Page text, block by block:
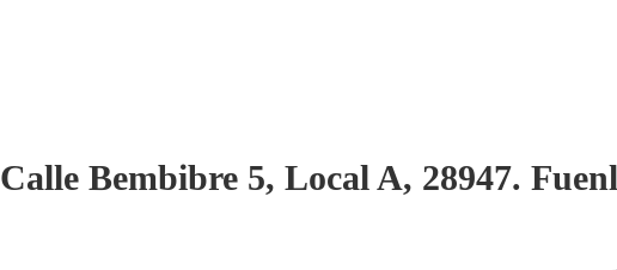
Calle Bembibre 5, Local A, 28947.